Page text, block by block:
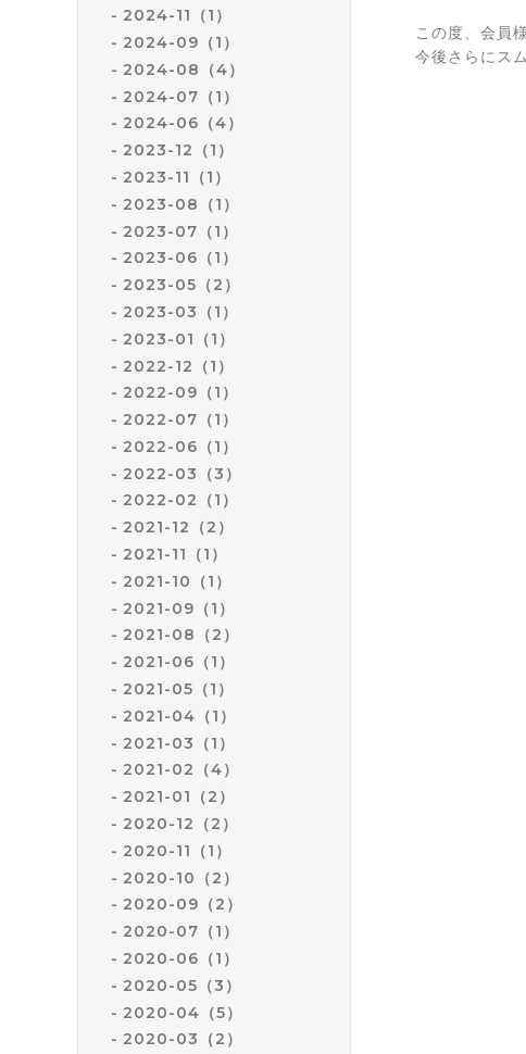
2024-11（1）
2024-09（1）
2024-08（4）
2024-07（1）
2024-06（4）
2023-12（1）
2023-11（1）
2023-08（1）
2023-07（1）
2023-06（1）
2023-05（2）
2023-03（1）
2023-01（1）
2022-12（1）
2022-09（1）
2022-07（1）
2022-06（1）
2022-03（3）
2022-02（1）
2021-12（2）
2021-11（1）
2021-10（1）
2021-09（1）
2021-08（2）
2021-06（1）
2021-05（1）
2021-04（1）
2021-03（1）
2021-02（4）
2021-01（2）
2020-12（2）
2020-11（1）
2020-10（2）
2020-09（2）
2020-07（1）
2020-06（1）
2020-05（3）
2020-04（5）
2020-03（2）
この度、会員
今後さらにス